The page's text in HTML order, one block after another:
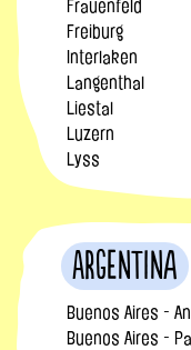
Frauenfeld
Freiburg
Interlaken
Langenthal
Liestal
Luzern
Lyss
Argentina
Buenos Aires -
Buenos Aires -